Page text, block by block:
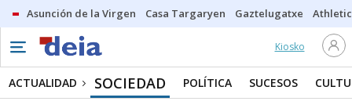
Asunción de la Virgen Casa Targaryen Gaztelugatxe Athletic
Kiosko
ACTUALIDAD SOCIEDAD POLÍTICA SUCESOS